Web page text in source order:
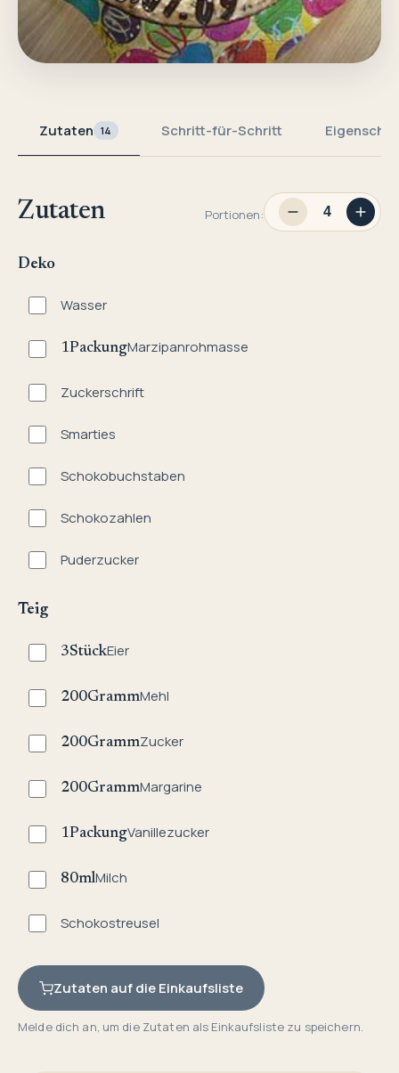
Zutaten 14 Schritt-für-Schritt
Zutaten Portionen:
Deko
Wasser
1PackungMarzipanrohmasse
Zuckerschrift
Smarties
Schokobuchstaben
Schokozahlen
Puderzucker
Teig
3StückEier
200GrammMehl
200GrammZucker
200GrammMargarine
1PackungVanillezucker
80mlMilch
Schokostreusel
Zutaten auf die Einkaufsliste
Melde dich an, um die Zutaten als Einkaufsliste zu speichern.